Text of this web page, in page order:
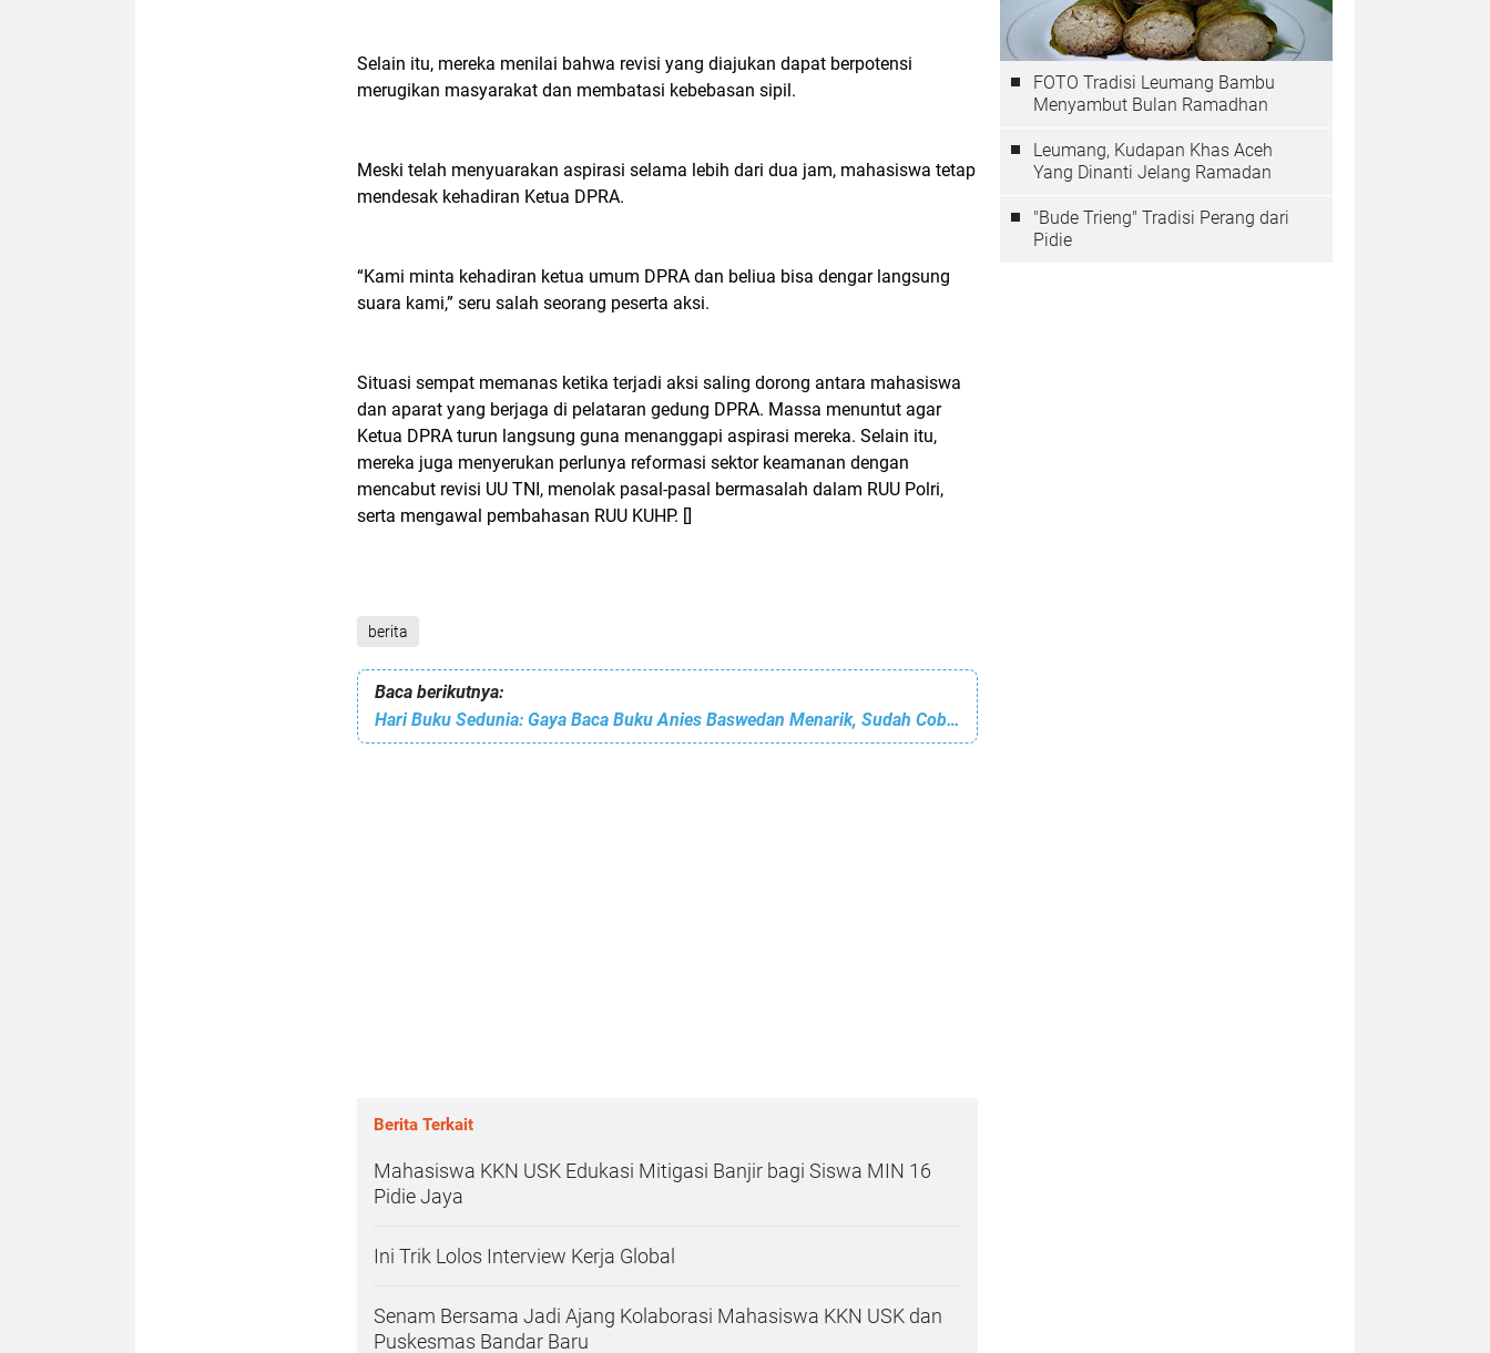
Selain itu, mereka menilai bahwa revisi yang diajukan dapat berpotensi
merugikan masyarakat dan membatasi kebebasan sipil.
Meski telah menyuarakan aspirasi selama lebih dari dua jam, mahasiswa tetap
mendesak kehadiran Ketua DPRA.
“Kami minta kehadiran ketua umum DPRA dan beliua bisa dengar langsung
suara kami,” seru salah seorang peserta aksi.
Situasi sempat memanas ketika terjadi aksi saling dorong antara mahasiswa
dan aparat yang berjaga di pelataran gedung DPRA. Massa menuntut agar
Ketua DPRA turun langsung guna menanggapi aspirasi mereka. Selain itu,
mereka juga menyerukan perlunya reformasi sektor keamanan dengan
mencabut revisi UU TNI, menolak pasal-pasal bermasalah dalam RUU Polri,
serta mengawal pembahasan RUU KUHP. []
berita
Baca berikutnya:
Hari Buku Sedunia: Gaya Baca Buku Anies Baswedan Menarik, Sudah Coba?
Berita Terkait
Mahasiswa KKN USK Edukasi Mitigasi Banjir bagi Siswa MIN 16
Pidie Jaya
Ini Trik Lolos Interview Kerja Global
Senam Bersama Jadi Ajang Kolaborasi Mahasiswa KKN USK dan
Puskesmas Bandar Baru
FOTO Tradisi Leumang Bambu
Menyambut Bulan Ramadhan
Leumang, Kudapan Khas Aceh
Yang Dinanti Jelang Ramadan
"Bude Trieng" Tradisi Perang dari
Pidie